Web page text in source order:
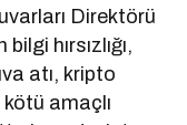
Direktörü
bilgi hırsızlığı,
atı, kripto
kötü amaçlı